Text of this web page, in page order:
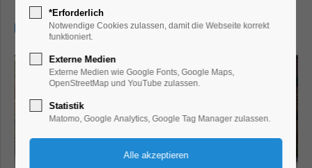
31.10.2024, 10:30–11:30
*Erforderlich
Notwendige Cookies zulassen, damit die Webseite korrekt
funktioniert.
Externe Medien
Externe Medien wie Google Fonts, Google Maps,
OpenStreetMap und YouTube zulassen.
Statistik
Matomo, Google Analytics, Google Tag Manager zulassen.